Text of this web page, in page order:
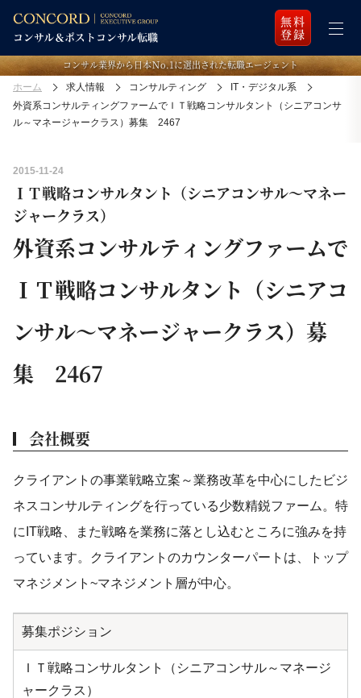
無料
登録
コンサル業界から日本Ｎo.1に選出された転職エージェント
ホーム 求人情報 コンサルティング
IT・デジタル系
外資系コンサルティングファームでＩＴ戦略コンサルタント（シニアコンサ
ル～マネージャークラス）募集 2467
2015-11-24
ＩＴ戦略コンサルタント（シニアコンサル～マネー
ジャークラス）
外資系コンサルティングファームで
ＩＴ戦略コンサルタント（シニアコ
ンサル～マネージャークラス）募
集 2467
会社概要
クライアントの事業戦略立案～業務改革を中心にしたビジ
ネスコンサルティングを行っている少数精鋭ファーム。特
にIT戦略、また戦略を業務に落とし込むところに強みを持
っています。クライアントのカウンターパートは、トップ
マネジメント~マネジメント層が中心。
募集ポジション
ＩＴ戦略コンサルタント（シニアコンサル～マネージ
ャークラス）